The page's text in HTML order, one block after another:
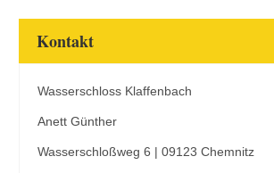
Kontakt
Wasserschloss Klaffenbach
Anett Günther
Wasserschloßweg 6 | 09123 Chemnitz